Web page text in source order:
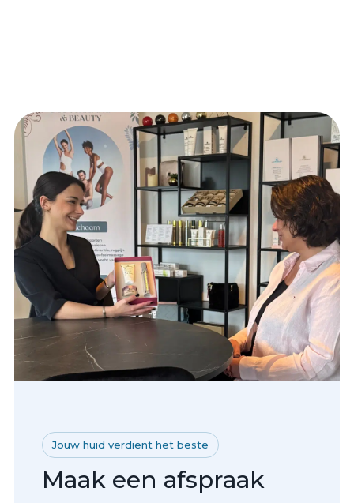
Jouw huid verdient het beste
Maak een afspraak